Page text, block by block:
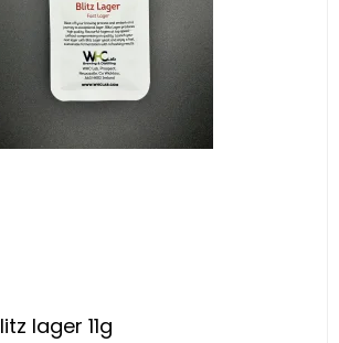
lager 11g